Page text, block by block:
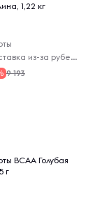
1,22 кг
Virelle - доставка из-за рубежа
9 193
BCAA Голубая
г